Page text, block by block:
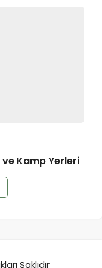
Kamp Yerleri
Saklıdır